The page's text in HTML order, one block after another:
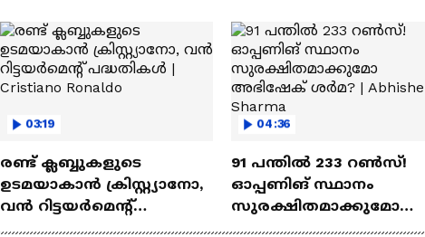
03:19
രണ്ട്‌ ക്ലബ്ബുകളുടെ
ഉടമയാകാന്‍ ക്രിസ്റ്റ്യാനോ,
വന്‍ റിട്ടയര്‍മെന്റ്‌
പദ്ധതികള്‍ | Cristiano
04:36
91 പന്തില്‍ 233 റണ്‍സ്!
ഓപ്പണിങ് സ്ഥാനം
സുരക്ഷിതമാക്കുമോ
അഭിഷേക് ശർമ? |